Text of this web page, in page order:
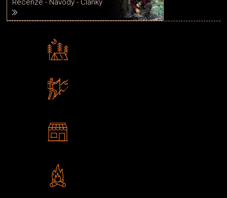
Recenze - Návody - Články